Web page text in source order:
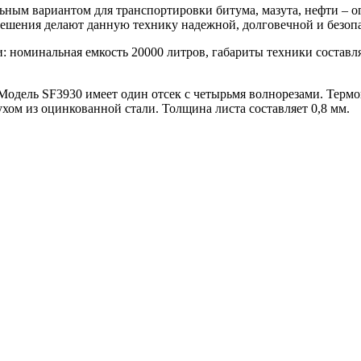
вариантом для транспортировки битума, мазута, нефти –
делают данную технику надежной, долговечной и
емкость 20000 литров, габариты техники
SF3930 имеет один отсек с четырьмя волнорезами.
из оцинкованной стали. Толщина листа составляет 0,8 мм.